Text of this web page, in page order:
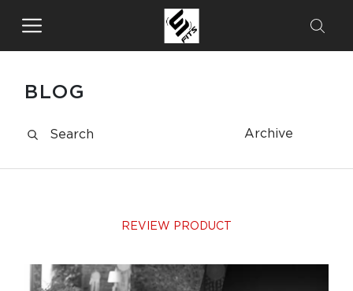
BLOG
Archive
REVIEW PRODUCT